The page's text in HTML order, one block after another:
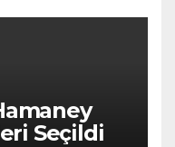
Seçildi